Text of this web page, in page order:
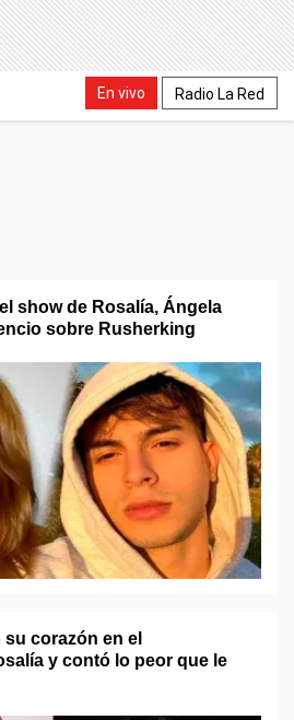
En vivo Radio La Red
show de Rosalía, Ángela
sobre Rusherking
corazón en el
y contó lo peor que le